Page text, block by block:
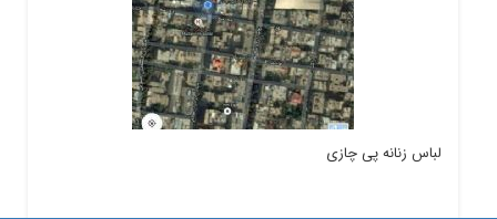
لباس زنانه پی چازی